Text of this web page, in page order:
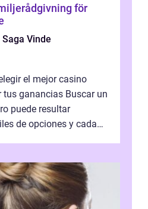
för
Saga Vinde
el mejor casino
ganancias Buscar un
puede resultar
de opciones y cada